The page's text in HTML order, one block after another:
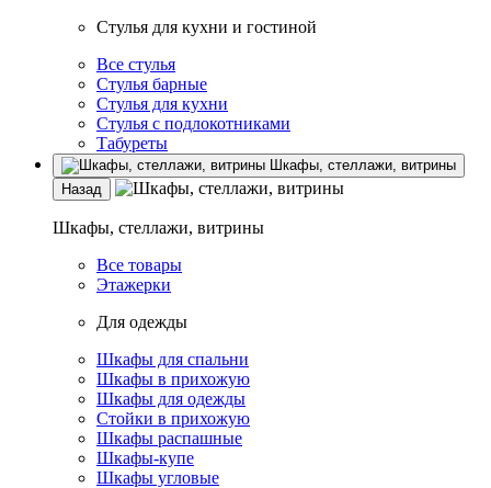
Стулья для кухни и гостиной
Все стулья
Стулья барные
Стулья для кухни
Стулья с подлокотниками
Табуреты
Шкафы, стеллажи, витрины
Назад
Шкафы, стеллажи, витрины
Все товары
Этажерки
Для одежды
Шкафы для спальни
Шкафы в прихожую
Шкафы для одежды
Стойки в прихожую
Шкафы распашные
Шкафы-купе
Шкафы угловые